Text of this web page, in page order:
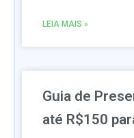
LEIA MAIS »
Guia de
até R$150